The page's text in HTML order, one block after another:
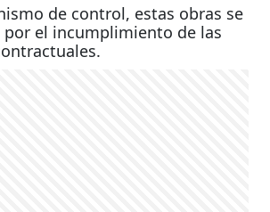
de control, estas obras se
por el incumplimiento de las